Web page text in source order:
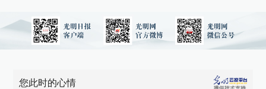
您此时的心情